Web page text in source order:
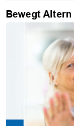
Bewegt Altern